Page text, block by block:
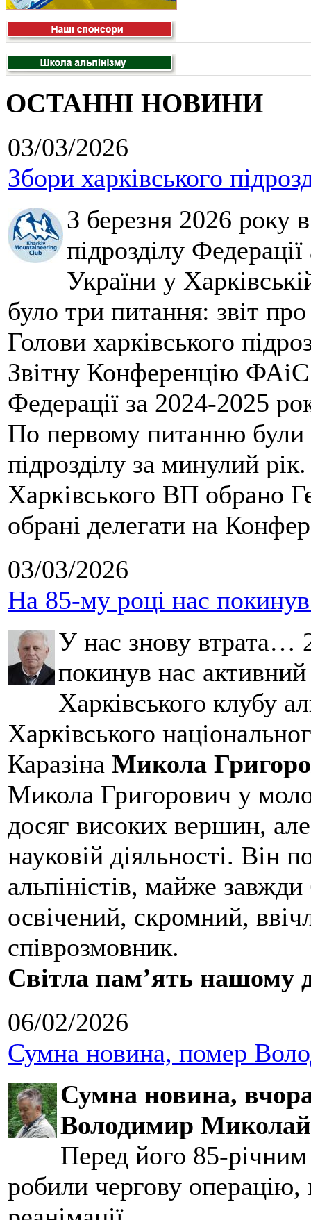
ОСТАННІ НОВИНИ
03/03/2026
Збори харківського
3 березня 2026 року
підрозділу
України у
було три питання: звіт
Голови харківського
Звітну Конференцію
Федерації за 2024-2025
По первому питанню були
підрозділу за минулий
Харківського ВП обрано
обрані делегати на
03/03/2026
На 85-му році нас
У нас знову втрата…
покинув нас
Харківського клубу
Харківського
Каразіна Микола
Микола Григорович у
досяг високих вершин,
науковій діяльності. Він
альпіністів, майже
освічений, скромний,
співрозмовник.
Світла пам’ять нашому
06/02/2026
Сумна новина, помер
Сумна новина,
Володимир
Перед його 85-
робили чергову операцію,